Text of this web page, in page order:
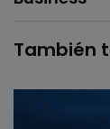
También